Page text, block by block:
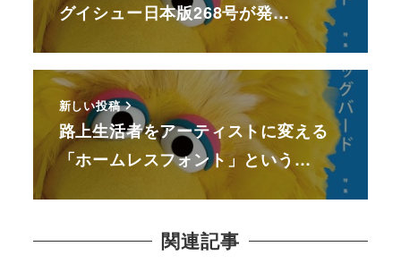
グイシュー日本版268号が発…
新しい投稿
路上生活者をアーティストに変える
「ホームレスフォント」という…
関連記事